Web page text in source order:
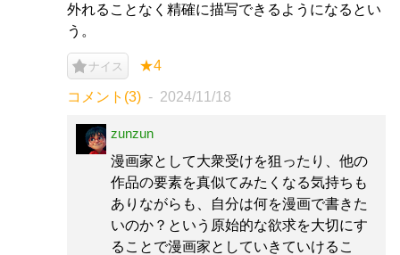
外れることなく精確に描写できるようになるとい
う。
ナイス ★4
コメント(3) 2024/11/18
zunzun
漫画家として大衆受けを狙ったり、他の
作品の要素を真似てみたくなる気持ちも
ありながらも、自分は何を漫画で書きた
いのか？という原始的な欲求を大切にす
ることで漫画家としていきていけるこ